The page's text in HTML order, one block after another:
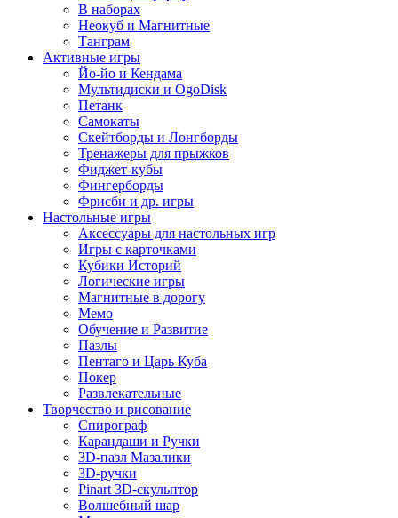
В наборах
Неокуб и Магнитные
Танграм
Активные игры
Йо-йо и Кендама
Мультидиски и OgoDisk
Петанк
Самокаты
Скейтборды и Лонгборды
Тренажеры для прыжков
Фиджет-кубы
Фингерборды
Фрисби и др. игры
Настольные игры
Аксессуары для настольных игр
Игры с карточками
Кубики Историй
Логические игры
Магнитные в дорогу
Мемо
Обучение и Развитие
Пазлы
Пентаго и Царь Куба
Покер
Развлекательные
Творчество и рисование
Спирограф
Карандаши и Ручки
3D-пазл Мазалики
3D-ручки
Pinart 3D-скульптор
Волшебный шар